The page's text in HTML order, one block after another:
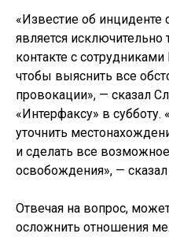
«Известие об
является
контакте с
чтобы выяснить все
провокации», — сказал
«Интерфаксу» в
уточнить
и сделать все
освобождения», —
Отвечая на вопрос,
осложнить отношения